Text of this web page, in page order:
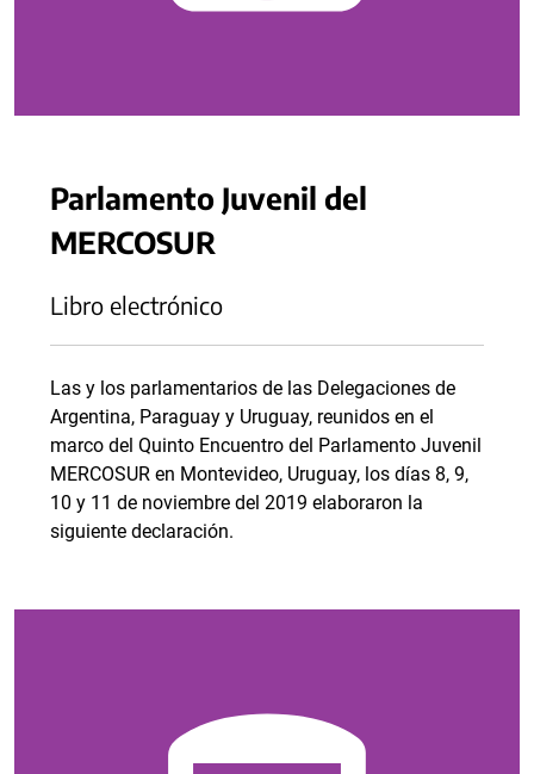
Parlamento Juvenil del
MERCOSUR
Libro electrónico
Las y los parlamentarios de las Delegaciones de
Argentina, Paraguay y Uruguay, reunidos en el
marco del Quinto Encuentro del Parlamento Juvenil
MERCOSUR en Montevideo, Uruguay, los días 8, 9,
10 y 11 de noviembre del 2019 elaboraron la
siguiente declaración.